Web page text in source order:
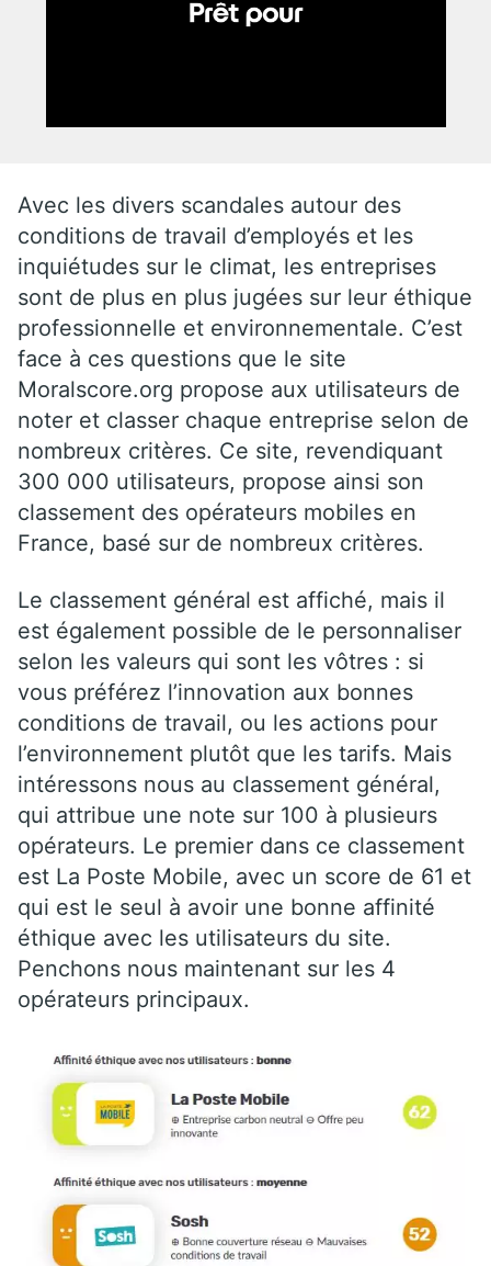
Avec les divers scandales autour des
conditions de travail d’employés et les
inquiétudes sur le climat, les entreprises
sont de plus en plus jugées sur leur éthique
professionnelle et environnementale. C’est
face à ces questions que le site
Moralscore.org propose aux utilisateurs de
noter et classer chaque entreprise selon de
nombreux critères. Ce site, revendiquant
300 000 utilisateurs, propose ainsi son
classement des opérateurs mobiles en
France, basé sur de nombreux critères.
Le classement général est affiché, mais il
est également possible de le personnaliser
selon les valeurs qui sont les vôtres : si
vous préférez l’innovation aux bonnes
conditions de travail, ou les actions pour
l’environnement plutôt que les tarifs. Mais
intéressons nous au classement général,
qui attribue une note sur 100 à plusieurs
opérateurs. Le premier dans ce classement
est La Poste Mobile, avec un score de 61 et
qui est le seul à avoir une bonne affinité
éthique avec les utilisateurs du site.
Penchons nous maintenant sur les 4
opérateurs principaux.